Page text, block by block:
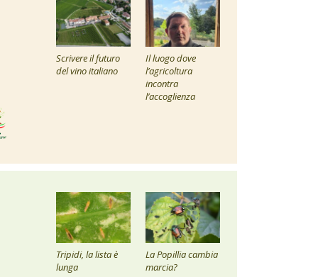
Scrivere il futuro
del vino italiano
Il luogo dove
l’agricoltura
incontra
l’accoglienza
Tripidi, la lista è
lunga
La Popillia cambia
marcia?